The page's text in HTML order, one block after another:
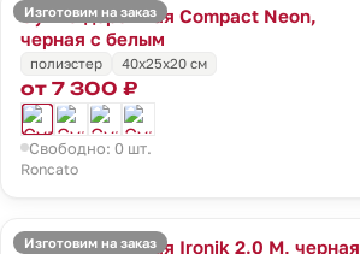
Изготовим на заказ
Сумка дорожная Compact Neon,
черная с белым
полиэстер 40x25x20 см
от 7 300 ₽
Свободно: 0 шт.
Roncato
Изготовим на заказ
Сумка дорожная Ironik 2.0 M, черная